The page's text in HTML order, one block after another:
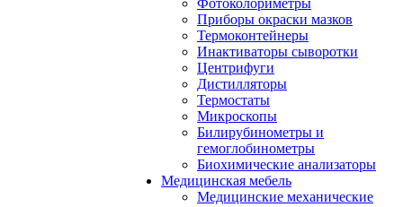
Фотоколориметры
Приборы окраски мазков
Термоконтейнеры
Инактиваторы сыворотки
Центрифуги
Дистилляторы
Термостаты
Микроскопы
Билирубинометры и
гемоглобинометры
Биохимические анализаторы
Медицинская мебель
Медицинские механические